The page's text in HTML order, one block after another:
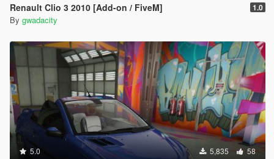
Renault Clio 3 2010 [Add-on / FiveM] 1.0
By gwadacity
5.0 5,835 58